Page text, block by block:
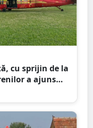
cu sprijin de la
a ajuns
pentru